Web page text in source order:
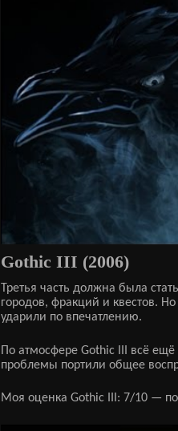
Gothic III (2006)
Третья часть должна была
городов, фракций и квестов.
ударили по впечатлению.
По атмосфере Gothic III всё
проблемы портили общее
Моя оценка Gothic III: 7/10 —